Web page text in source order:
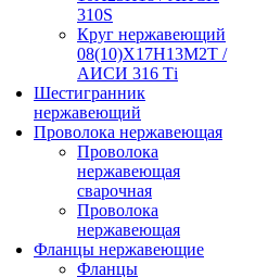
310S
Круг нержавеющий
08(10)Х17Н13М2Т /
АИСИ 316 Тi
Шестигранник
нержавеющий
Проволока нержавеющая
Проволока
нержавеющая
сварочная
Проволока
нержавеющая
Фланцы нержавеющие
Фланцы